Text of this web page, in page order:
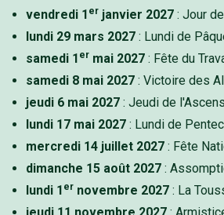
vendredi 1 erjanvier 2027: Jour
lundi 29 mars 2027: Lundi de
samedi 1 ermai 2027: Fête du
samedi 8 mai 2027: Victoire des
jeudi 6 mai 2027: Jeudi de
lundi 17 mai 2027: Lundi de
mercredi 14 juillet 2027: Fête
dimanche 15 août 2027:
lundi 1 ernovembre 2027: La
jeudi 11 novembre 2027: